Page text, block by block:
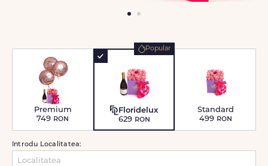
Premium
749 ron
Floridelux
629 ron
Popular
Standard
499 ron
Introdu Localitatea: